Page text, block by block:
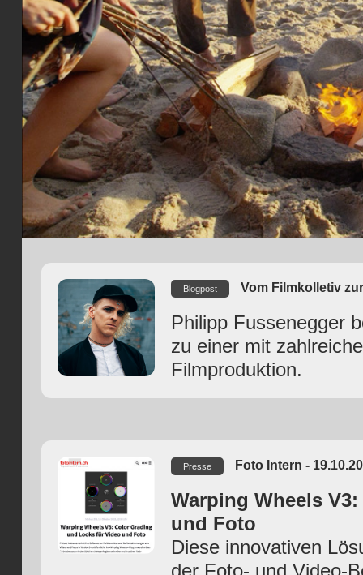
Blogpost Vom Filmkolletiv
Philipp Fussenegger
zu einer mit
Filmproduktion.
Presse Foto Intern -
Warping Wheels
und Foto
Diese innovativen
der Foto- und Video-